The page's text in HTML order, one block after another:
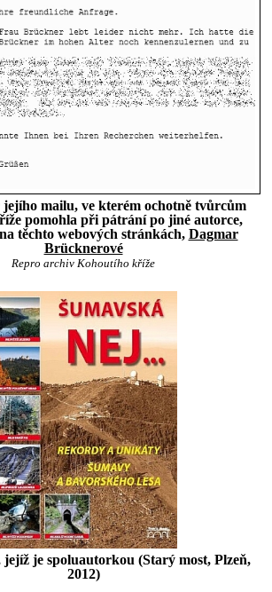
jejího mailu, ve kterém ochotně tvůrcům
pomohla při pátrání po jiné autorce,
těchto webových stránkách, Dagmar
Brücknerové
Repro archiv Kohoutího kříže
je spoluautorkou (Starý most, Plzeň,
2012)